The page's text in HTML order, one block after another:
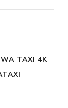
TAXI 4K